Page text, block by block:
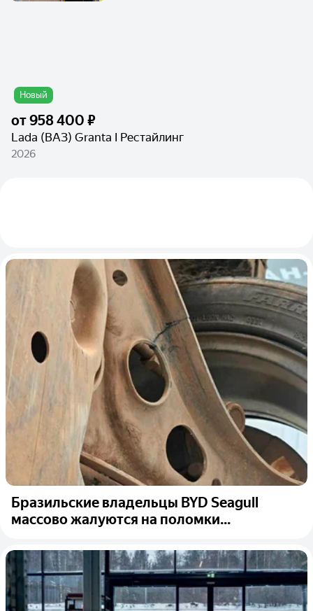
Новый
от958 400 ₽
Lada (ВАЗ) Granta I Рестайлинг
2026
Бразильские владельцы BYD Seagull
массово жалуются на поломки...